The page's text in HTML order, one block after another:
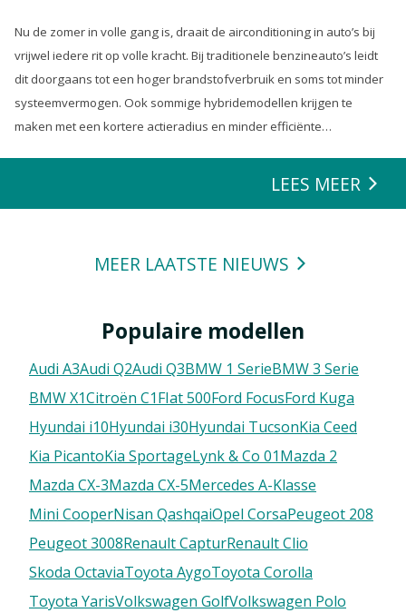
Nu de zomer in volle gang is, draait de airconditioning in auto’s bij
vrijwel iedere rit op volle kracht. Bij traditionele benzineauto’s leidt
dit doorgaans tot een hoger brandstofverbruik en soms tot minder
systeemvermogen. Ook sommige hybridemodellen krijgen te
maken met een kortere actieradius en minder efficiënte
LEES MEER
MEER LAATSTE NIEUWS
Populaire modellen
Audi A3Audi Q2Audi Q3BMW 1 SerieBMW 3 Serie
BMW X1Citroën C1FIat 500Ford FocusFord Kuga
Hyundai i10Hyundai i30Hyundai TucsonKia Ceed
Kia PicantoKia SportageLynk & Co 01Mazda 2
Mazda CX-3Mazda CX-5Mercedes A-Klasse
Mini CooperNisan QashqaiOpel CorsaPeugeot 208
Peugeot 3008Renault CapturRenault Clio
Skoda OctaviaToyota AygoToyota Corolla
Toyota YarisVolkswagen GolfVolkswagen Polo